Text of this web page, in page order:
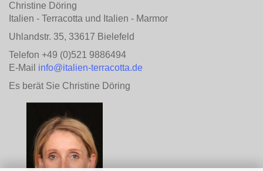
Christine Döring
Italien - Terracotta und Italien - Marmor
Uhlandstr. 35, 33617 Bielefeld
Telefon +49 (0)521 9886494
E-Mail info@italien-terracotta.de
Es berät Sie Christine Döring